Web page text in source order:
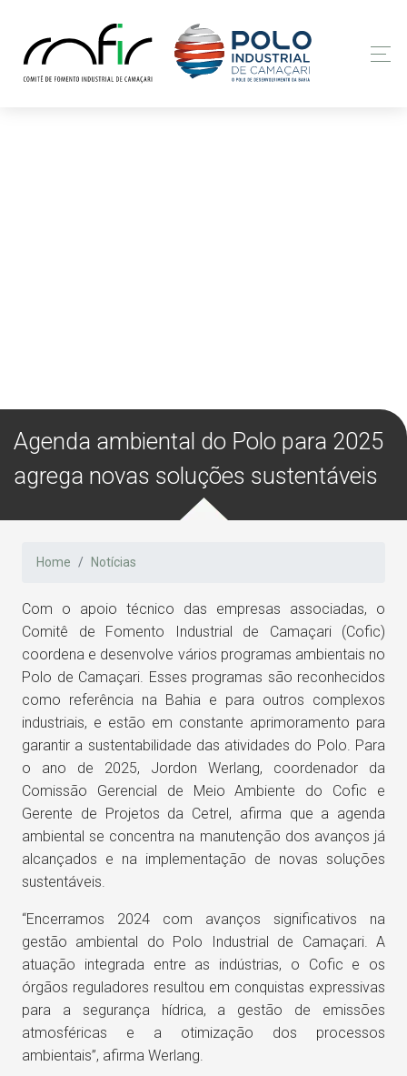
Agenda ambiental do Polo para 2025
agrega novas soluções sustentáveis
Home Notícias
Com o apoio técnico das empresas associadas, o
Comitê de Fomento Industrial de Camaçari (Cofic)
coordena e desenvolve vários programas ambientais no
Polo de Camaçari. Esses programas são reconhecidos
como referência na Bahia e para outros complexos
industriais, e estão em constante aprimoramento para
garantir a sustentabilidade das atividades do Polo. Para
o ano de 2025, Jordon Werlang, coordenador da
Comissão Gerencial de Meio Ambiente do Cofic e
Gerente de Projetos da Cetrel, afirma que a agenda
ambiental se concentra na manutenção dos avanços já
alcançados e na implementação de novas soluções
sustentáveis.
“Encerramos 2024 com avanços significativos na
gestão ambiental do Polo Industrial de Camaçari. A
atuação integrada entre as indústrias, o Cofic e os
órgãos reguladores resultou em conquistas expressivas
para a segurança hídrica, a gestão de emissões
atmosféricas e a otimização dos processos
ambientais”, afirma Werlang.